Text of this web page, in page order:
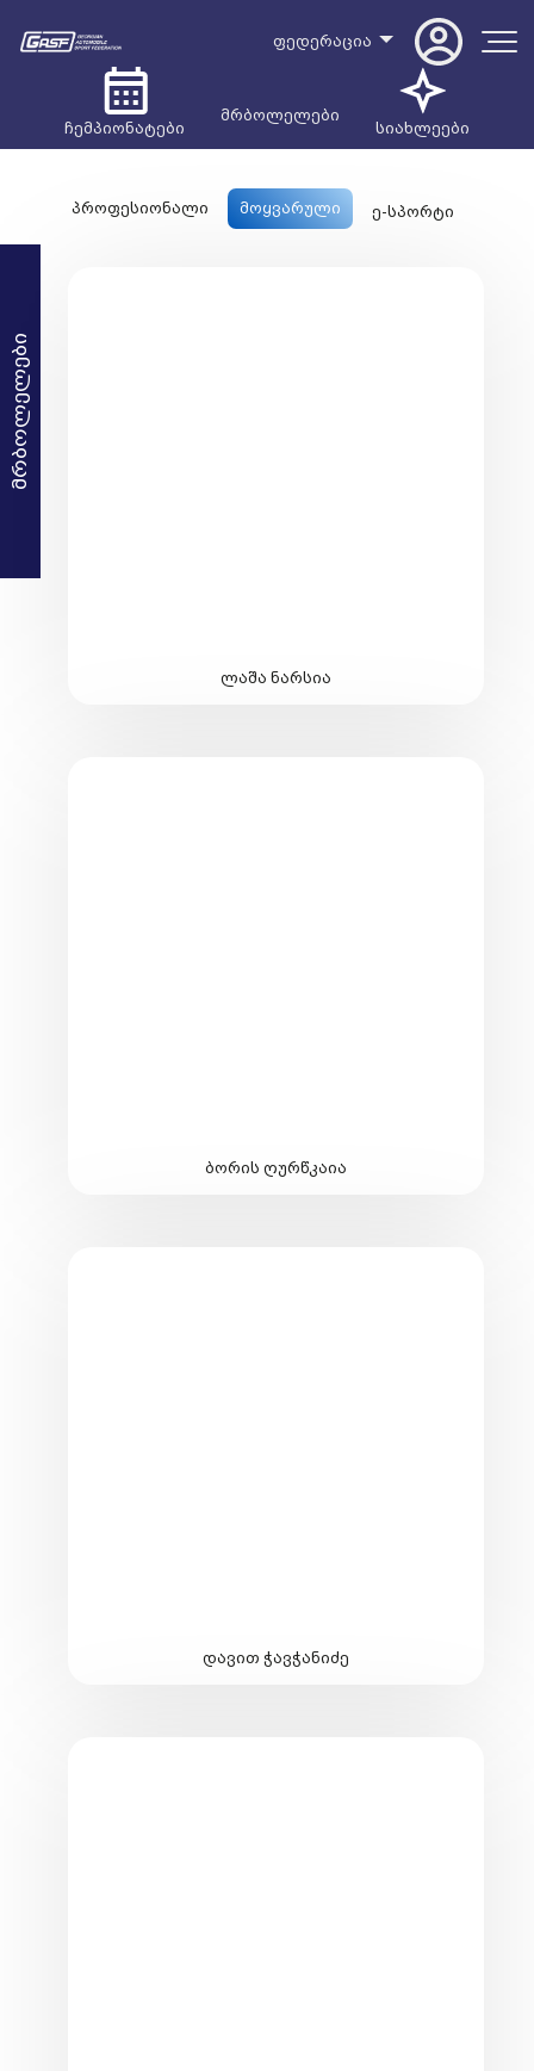
ფედერაცია
ჩემპიონატები
მრბოლელები
სიახლეები
მრბოლელები
პროფესიონალი მოყვარული ე-სპორტი
ლაშა ნარსია
ბორის ღურწკაია
დავით ჭავჭანიძე